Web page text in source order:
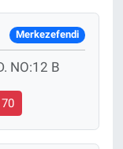
Merkezefendi
NO:12 B